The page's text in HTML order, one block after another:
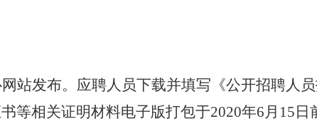
站发布。应聘人员下载并填写《公开招聘人
等相关证明材料电子版打包于2020年6月15日